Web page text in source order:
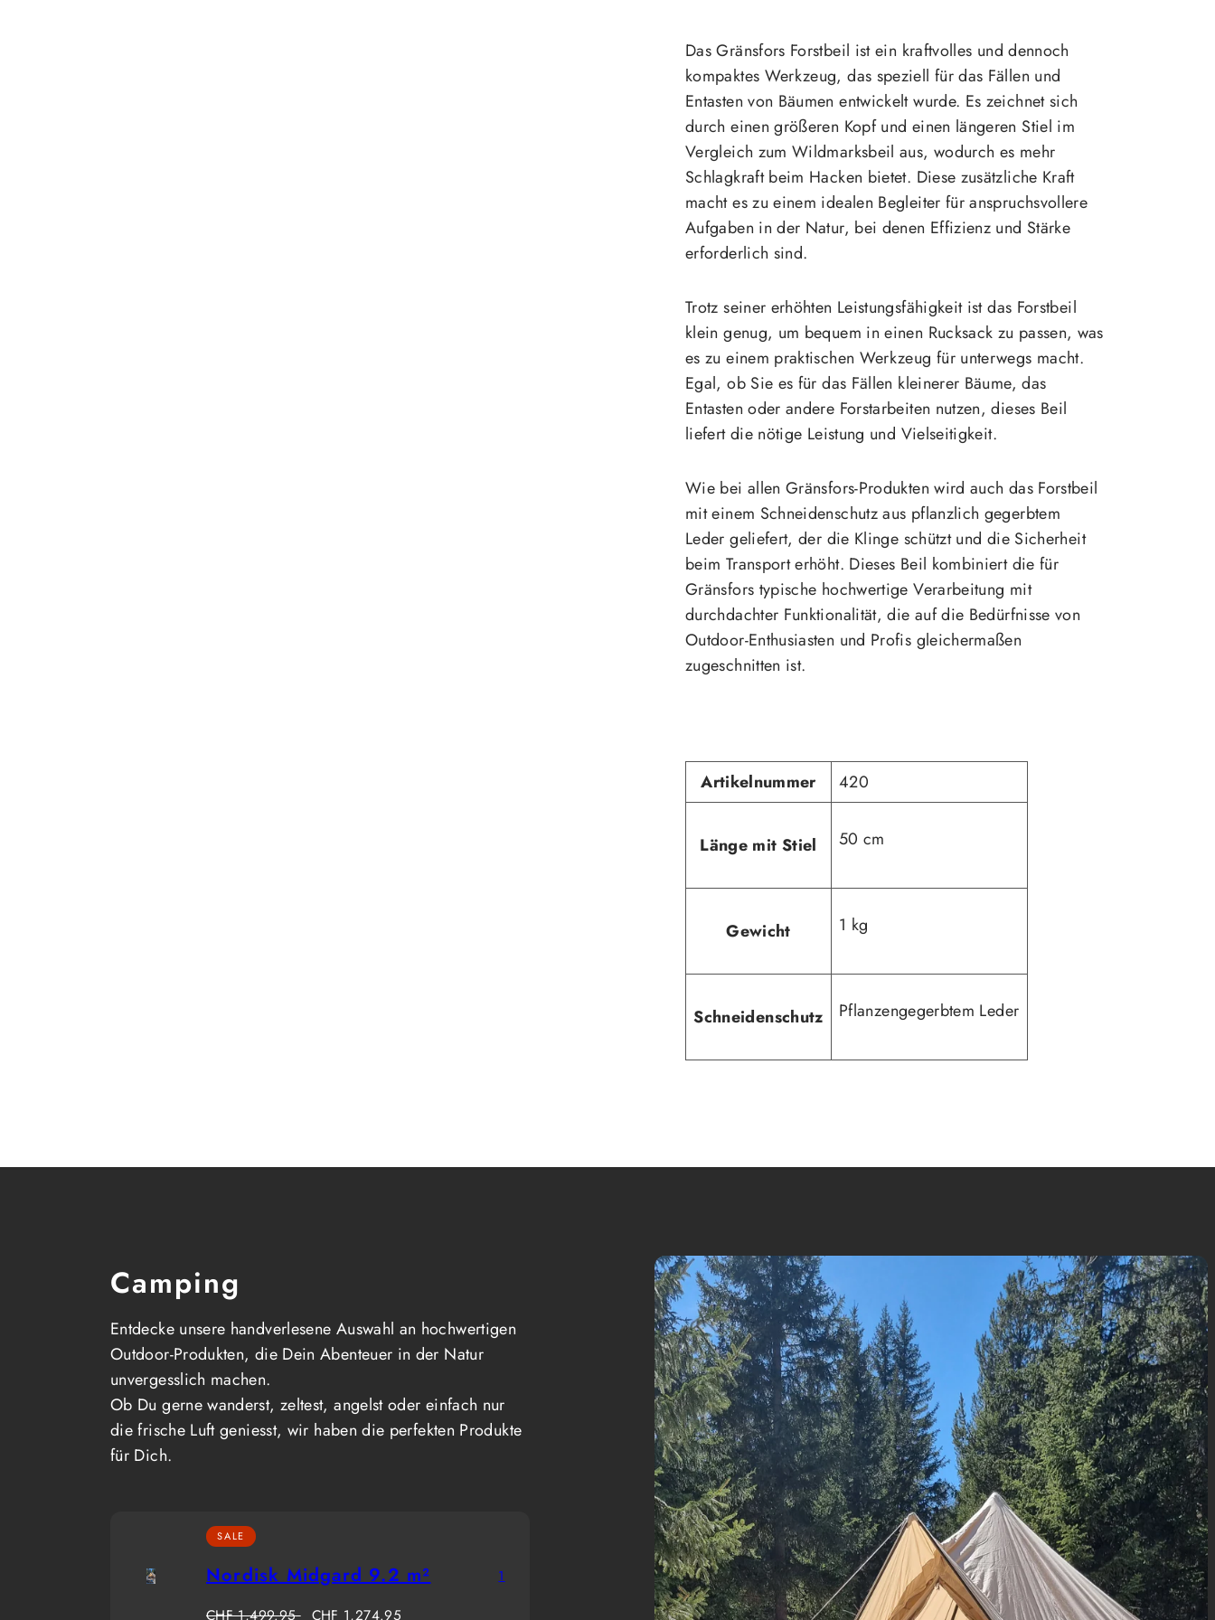
Das Gränsfors Forstbeil ist ein kraftvolles und dennoch
kompaktes Werkzeug, das speziell für das Fällen und
Entasten von Bäumen entwickelt wurde. Es zeichnet sich
durch einen größeren Kopf und einen längeren Stiel im
Vergleich zum Wildmarksbeil aus, wodurch es mehr
Schlagkraft beim Hacken bietet. Diese zusätzliche Kraft
macht es zu einem idealen Begleiter für anspruchsvollere
Aufgaben in der Natur, bei denen Effizienz und Stärke
erforderlich sind.
Trotz seiner erhöhten Leistungsfähigkeit ist das Forstbeil
klein genug, um bequem in einen Rucksack zu passen, was
es zu einem praktischen Werkzeug für unterwegs macht.
Egal, ob Sie es für das Fällen kleinerer Bäume, das
Entasten oder andere Forstarbeiten nutzen, dieses Beil
liefert die nötige Leistung und Vielseitigkeit.
Wie bei allen Gränsfors-Produkten wird auch das Forstbeil
mit einem Schneidenschutz aus pflanzlich gegerbtem
Leder geliefert, der die Klinge schützt und die Sicherheit
beim Transport erhöht. Dieses Beil kombiniert die für
Gränsfors typische hochwertige Verarbeitung mit
durchdachter Funktionalität, die auf die Bedürfnisse von
Outdoor-Enthusiasten und Profis gleichermaßen
zugeschnitten ist.
Artikelnummer 420
Länge mit Stiel 50 cm
Gewicht 1 kg
Schneidenschutz Pflanzengegerbtem Leder
Camping
Entdecke unsere handverlesene Auswahl an hochwertigen
Outdoor-Produkten, die Dein Abenteuer in der Natur
unvergesslich machen.
Ob Du gerne wanderst, zeltest, angelst oder einfach nur
die frische Luft geniesst, wir haben die perfekten Produkte
für Dich.
SALE
Nordisk Midgard 9.2 m²
Regulärer
CHF 1,499.95 Verkaufspreis
CHF 1,274.95
1